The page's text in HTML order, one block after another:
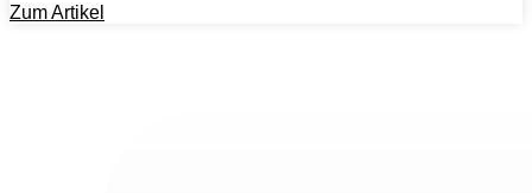
Zum Artikel